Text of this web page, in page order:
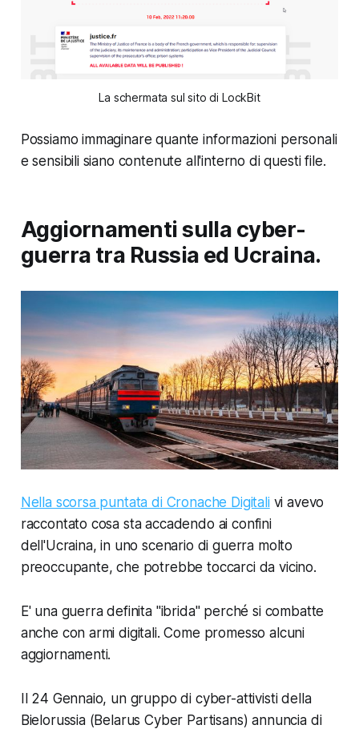
La schermata sul sito di LockBit
Possiamo immaginare quante informazioni personali
e sensibili siano contenute all'interno di questi file.
Aggiornamenti sulla cyber-
guerra tra Russia ed Ucraina.
Nella scorsa puntata di Cronache Digitalivi avevo
raccontato cosa sta accadendo ai confini
dell'Ucraina, in uno scenario di guerra molto
preoccupante, che potrebbe toccarci da vicino.
E' una guerra definita "ibrida" perché si combatte
anche con armi digitali. Come promesso alcuni
aggiornamenti.
Il 24 Gennaio, un gruppo di cyber-attivisti della
Bielorussia (Belarus Cyber Partisans) annuncia di